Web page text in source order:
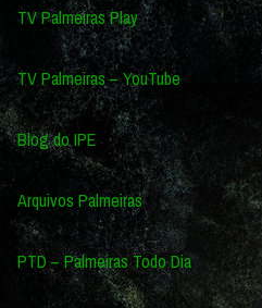
TV Palmeiras Play
TV Palmeiras – YouTube
Blog do IPE
Arquivos Palmeiras
PTD – Palmeiras Todo Dia